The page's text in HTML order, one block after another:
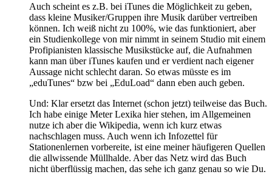
Auch scheint es z.B. bei iTunes die Möglichkeit zu geben,
dass kleine Musiker/Gruppen ihre Musik darüber vertreiben
können. Ich weiß nicht zu 100%, wie das funktioniert, aber
ein Studienkollege von mir nimmt in seinem Studio mit einem
Profipianisten klassische Musikstücke auf, die Aufnahmen
kann man über iTunes kaufen und er verdient nach eigener
Aussage nicht schlecht daran. So etwas müsste es im
„eduTunes“ bzw bei „EduLoad“ dann eben auch geben.
Und: Klar ersetzt das Internet (schon jetzt) teilweise das Buch.
Ich habe einige Meter Lexika hier stehen, im Allgemeinen
nutze ich aber die Wikipedia, wenn ich kurz etwas
nachschlagen muss. Auch wenn ich Infozettel für
Stationenlernen vorbereite, ist eine meiner häufigeren Quellen
die allwissende Müllhalde. Aber das Netz wird das Buch
nicht überflüssig machen, das sehe ich ganz genau so wie Du.